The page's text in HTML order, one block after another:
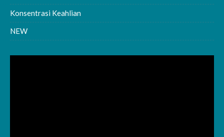
Konsentrasi Keahlian
NEW